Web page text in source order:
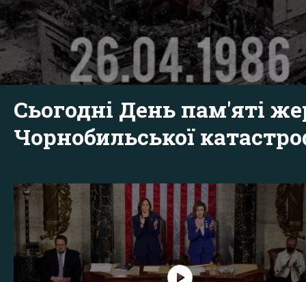
Сьогодні День пам'яті
Чорнобильської